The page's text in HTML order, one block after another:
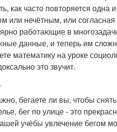
как часто повторяется
или нечётным, или
работающие в
данные, и теперь им
математику на уроке
это звучит.
бегаете ли вы, чтобы
бег по улице - это
учёбы увлечение бегом